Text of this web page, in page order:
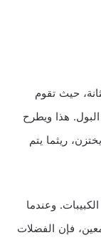
حيث تقوم
البول. هذا ويطرح
ريثما يتم
وعندما
فإن الفضلات